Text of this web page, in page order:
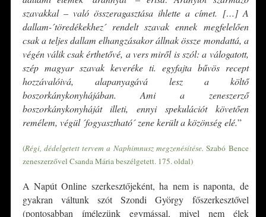
szavakkal – való összeragasztása ihlette a címet. […] A
dallam-´töredékekhez´ rendelt szavak ennek megfelelően
csak a teljes dallam elhangzásakor állnak össze mondattá, a
végén válik csak érthetővé, a vers miről is szól: a válogatott,
szép magyar szavak keveréke ti. egyfajta bűvös recept
hozzávalóivá, alapanyagává lesz a költő
boszorkánykonyhájában. Ami a zeneszerző
boszorkánykonyháját illeti, ennyi spekulációt követően
remélem, végül ´fogyasztható´ zene került a közönség elé.”
(Régi, dédelgetett tervem a Naphimnusz megzenésítése. Szabó Bence
zeneszerzővel Csanda Mária beszélgetett. 175. oldal)
A Napút Online szerkesztőjeként, ha nem is naponta, de
gyakran váltunk szót Szondi György főszerkesztővel
(pontosabban ímélezünk egymással, mivel nem élek